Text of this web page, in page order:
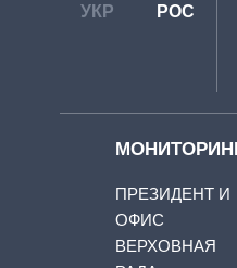
УКР РОС
ПРЕЗИДЕНТ И
ОФИС
ВЕРХОВНАЯ